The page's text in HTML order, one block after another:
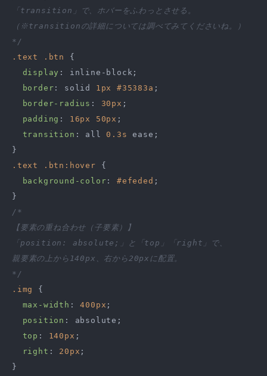
「transition」で、ホバーをふわっとさせる。
（※transitionの詳細については調べてみてくださいね。）
*/
.text
.btn
{
display : inline-block;
border : solid 1px #35383a ;
border-radius : 30px ;
padding : 16px 50px ;
transition : all 0.3s
ease;
.text
.btn :hover {
background-color : #efeded ;
/*
【要素の重ね合わせ（子要素）】
「position: absolute;」と「top」「right」で、
親要素の上から140px、右から20pxに配置。
*/
.img
{
max-width : 400px ;
position : absolute;
top : 140px ;
right : 20px ;